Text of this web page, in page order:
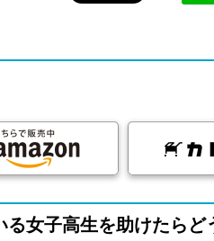
る女子高生を助けたら